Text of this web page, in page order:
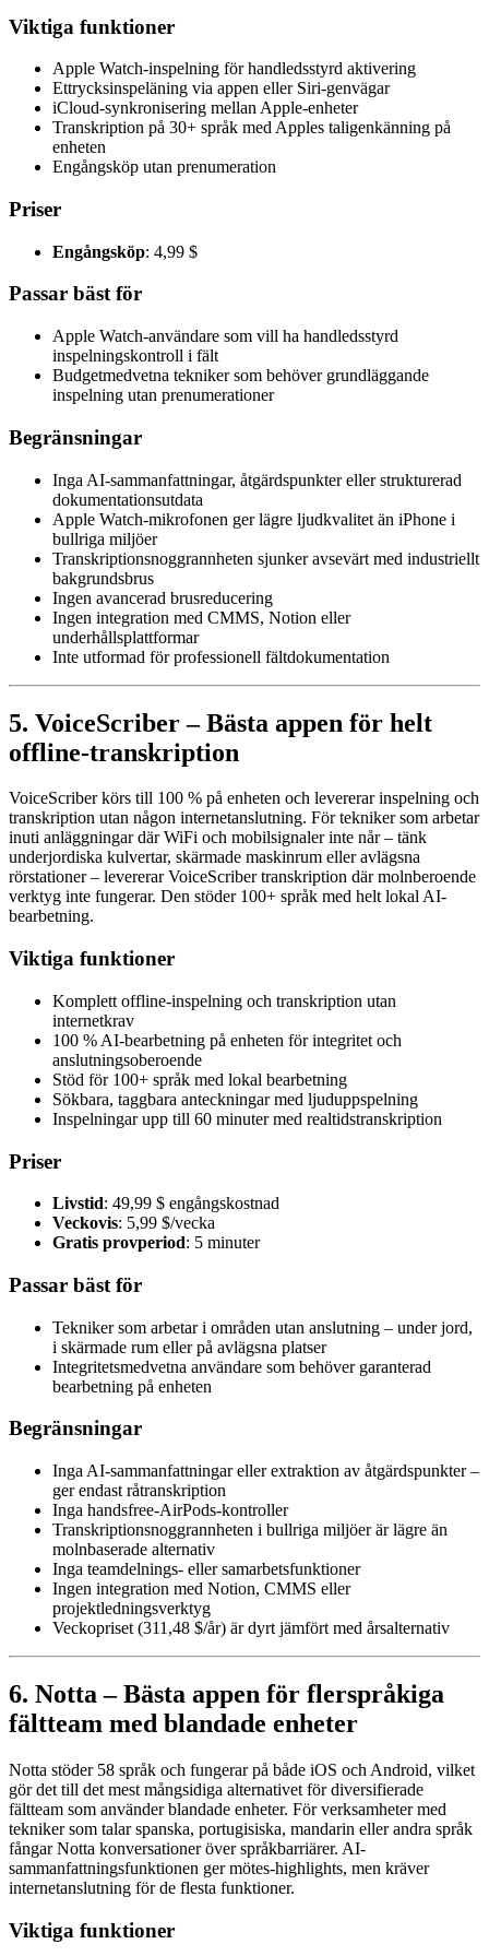
Viktiga funktioner
Apple Watch-inspelning för handledsstyrd aktivering
Ettrycksinspeläning via appen eller Siri-genvägar
iCloud-synkronisering mellan Apple-enheter
Transkription på 30+ språk med Apples taligenkänning på
enheten
Engångsköp utan prenumeration
Priser
Engångsköp: 4,99 $
Passar bäst för
Apple Watch-användare som vill ha handledsstyrd
inspelningskontroll i fält
Budgetmedvetna tekniker som behöver grundläggande
inspelning utan prenumerationer
Begränsningar
Inga AI-sammanfattningar, åtgärdspunkter eller strukturerad
dokumentationsutdata
Apple Watch-mikrofonen ger lägre ljudkvalitet än iPhone i
bullriga miljöer
Transkriptionsnoggrannheten sjunker avsevärt med industriellt
bakgrundsbrus
Ingen avancerad brusreducering
Ingen integration med CMMS, Notion eller
underhållsplattformar
Inte utformad för professionell fältdokumentation
5. VoiceScriber – Bästa appen för helt
offline-transkription
VoiceScriber körs till 100 % på enheten och levererar inspelning och
transkription utan någon internetanslutning. För tekniker som arbetar
inuti anläggningar där WiFi och mobilsignaler inte når – tänk
underjordiska kulvertar, skärmade maskinrum eller avlägsna
rörstationer – levererar VoiceScriber transkription där molnberoende
verktyg inte fungerar. Den stöder 100+ språk med helt lokal AI-
bearbetning.
Viktiga funktioner
Komplett offline-inspelning och transkription utan
internetkrav
100 % AI-bearbetning på enheten för integritet och
anslutningsoberoende
Stöd för 100+ språk med lokal bearbetning
Sökbara, taggbara anteckningar med ljuduppspelning
Inspelningar upp till 60 minuter med realtidstranskription
Priser
Livstid: 49,99 $ engångskostnad
Veckovis: 5,99 $/vecka
Gratis provperiod: 5 minuter
Passar bäst för
Tekniker som arbetar i områden utan anslutning – under jord,
i skärmade rum eller på avlägsna platser
Integritetsmedvetna användare som behöver garanterad
bearbetning på enheten
Begränsningar
Inga AI-sammanfattningar eller extraktion av åtgärdspunkter –
ger endast råtranskription
Inga handsfree-AirPods-kontroller
Transkriptionsnoggrannheten i bullriga miljöer är lägre än
molnbaserade alternativ
Inga teamdelnings- eller samarbetsfunktioner
Ingen integration med Notion, CMMS eller
projektledningsverktyg
Veckopriset (311,48 $/år) är dyrt jämfört med årsalternativ
6. Notta – Bästa appen för flerspråkiga
fältteam med blandade enheter
Notta stöder 58 språk och fungerar på både iOS och Android, vilket
gör det till det mest mångsidiga alternativet för diversifierade
fältteam som använder blandade enheter. För verksamheter med
tekniker som talar spanska, portugisiska, mandarin eller andra språk
fångar Notta konversationer över språkbarriärer. AI-
sammanfattningsfunktionen ger mötes-highlights, men kräver
internetanslutning för de flesta funktioner.
Viktiga funktioner